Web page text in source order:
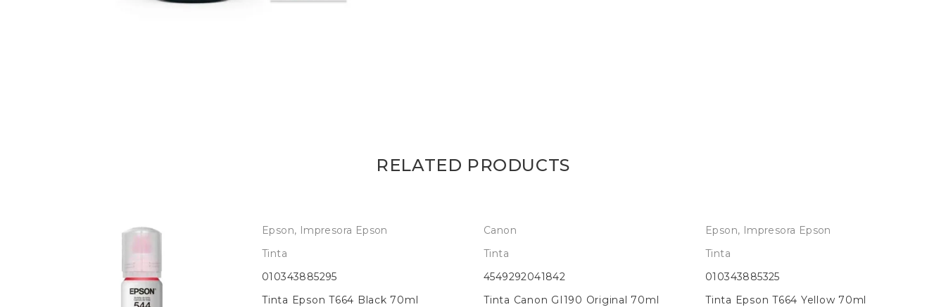
RELATED PRODUCTS
Epson, Impresora Epson
Tinta
010343885295
Tinta Epson T664 Black 70ml
Canon
Tinta
4549292041842
Tinta Canon GI190 Original 70ml
Epson, Impresora Epson
Tinta
010343885325
Tinta Epson T664 Yellow 70ml